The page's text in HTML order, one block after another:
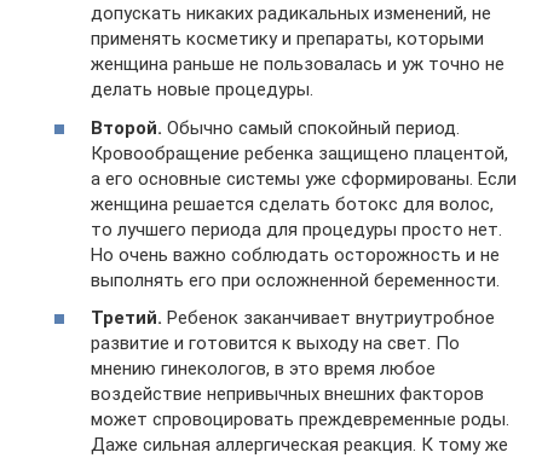
допускать никаких радикальных изменений, не
применять косметику и препараты, которыми
женщина раньше не пользовалась и уж точно не
делать новые процедуры.
Второй. Обычно самый спокойный период.
Кровообращение ребенка защищено плацентой,
а его основные системы уже сформированы. Если
женщина решается сделать ботокс для волос,
то лучшего периода для процедуры просто нет.
Но очень важно соблюдать осторожность и не
выполнять его при осложненной беременности.
Третий. Ребенок заканчивает внутриутробное
развитие и готовится к выходу на свет. По
мнению гинекологов, в это время любое
воздействие непривычных внешних факторов
может спровоцировать преждевременные роды.
Даже сильная аллергическая реакция. К тому же